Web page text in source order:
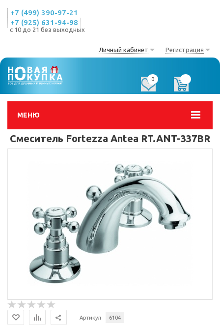
+7 (499) 390-97-21
+7 (925) 631-94-98
с 10 до 21 без выходных
Личный кабинет Регистрация
МЕНЮ
0
Смеситель Fortezza Antea RT.ANT-337BR
Артикул 6104